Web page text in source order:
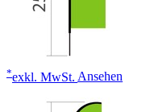
*exkl. MwSt. Ansehen